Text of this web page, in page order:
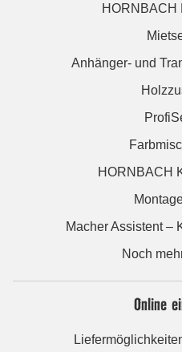
HORNBACH
Anhänger- und
HORNBACH
Macher Assistent –
Noch
Online